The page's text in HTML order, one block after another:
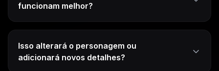
funcionam melhor?
Isso alterará o personagem ou
adicionará novos detalhes?